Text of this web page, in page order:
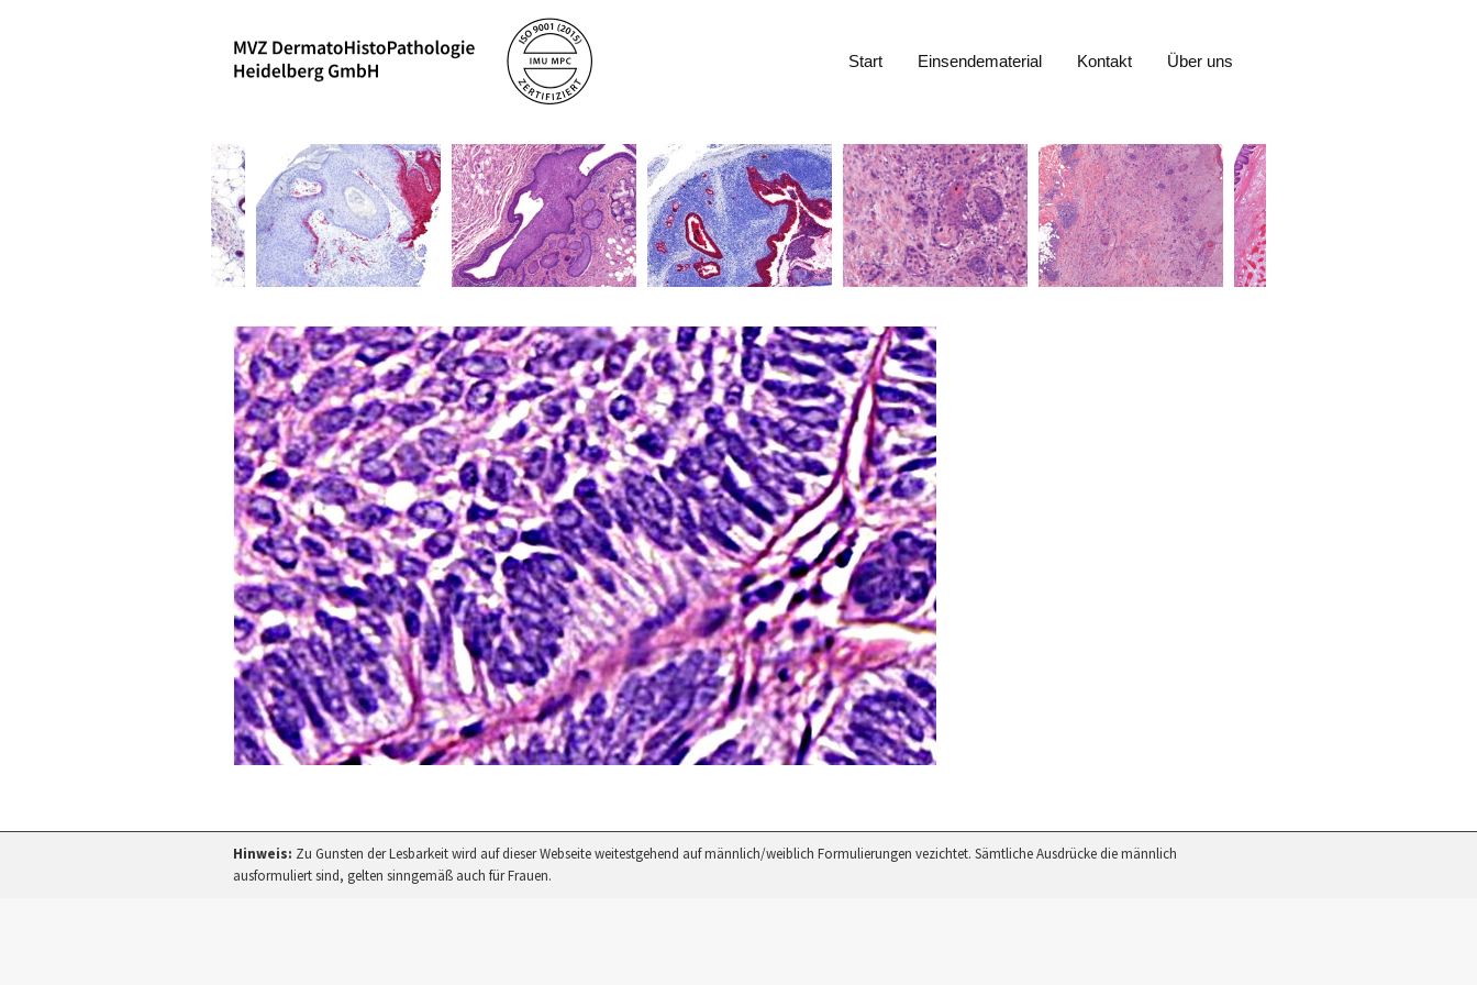
Start Einsendematerial Kontakt Über uns
Hinweis: Zu Gunsten der Lesbarkeit wird auf dieser Webseite weitestgehend auf männlich/weiblich Formulierungen vezichtet. Sämtliche Ausdrücke die männlich
ausformuliert sind, gelten sinngemäß auch für Frauen.
Start Einsendematerial Kontakt Über uns